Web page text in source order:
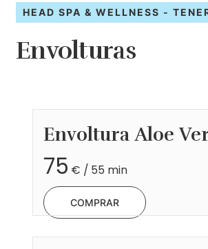
HEAD SPA & WELLNESS -
Envolturas
Envoltura Aloe
75 € / 55 min
COMPRAR